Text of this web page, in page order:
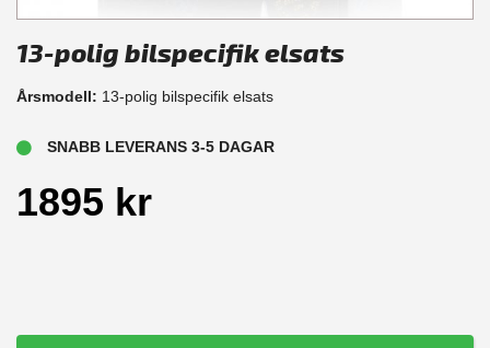
13-polig bilspecifik elsats
Årsmodell: 13-polig bilspecifik elsats
SNABB LEVERANS 3-5 DAGAR
1895 kr